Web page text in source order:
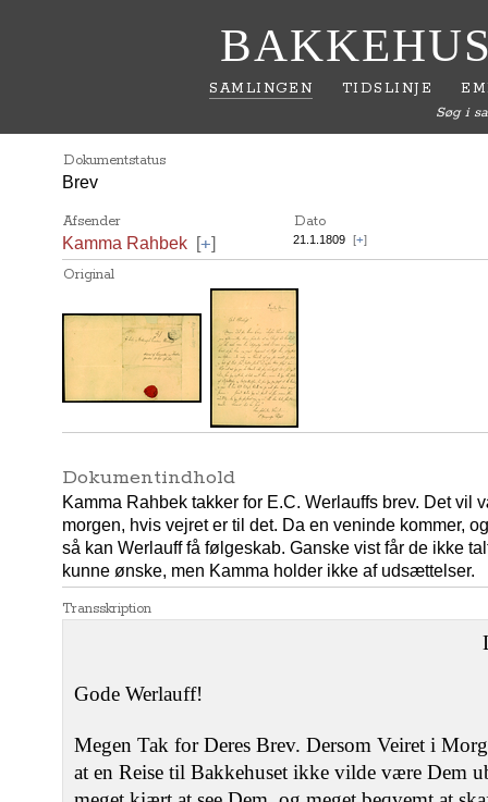
SAMLINGEN TIDSLINJE
Søg i
Dokumentstatus
Brev
Afsender Dato
Kamma Rahbek [+] 21.1.1809 [+]
Original
Dokumentindhold
Kamma Rahbek takker for E.C. Werlauffs brev. Det
morgen, hvis vejret er til det. Da en veninde kommer,
så kan Werlauff få følgeskab. Ganske vist får de ikke
kunne ønske, men Kamma holder ikke af udsættelser.
Transskription
Gode Werlauff!
Megen Tak for Deres Brev. Dersom Veiret i
at en Reise til Bakkehuset ikke vilde være Dem